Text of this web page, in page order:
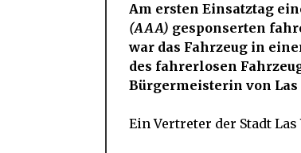
Am ersten Einsatztag
(AAA) gesponserten
war das Fahrzeug in
des fahrerlosen
Bürgermeisterin von Las
Ein Vertreter der Stadt